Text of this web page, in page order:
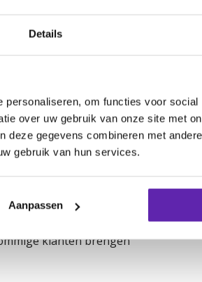
Details
om functies voor
over uw gebruik van onze site met
deze gegevens combineren met
gebruik van hun services.
Aanpassen
welke klanten het
(en welke vooral
die goed betaalt, levert je ook
klanten brengen